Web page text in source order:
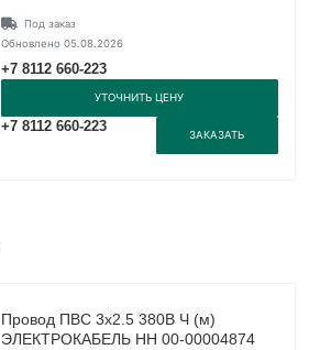
Под заказ
Обновлено 05.08.2026
+7 8112 660-223
УТОЧНИТЬ ЦЕНУ
+7 8112 660-223
ЗАКАЗАТЬ
Провод ПВС 3х2.5 380В Ч (м)
ЭЛЕКТРОКАБЕЛЬ НН 00-00004874